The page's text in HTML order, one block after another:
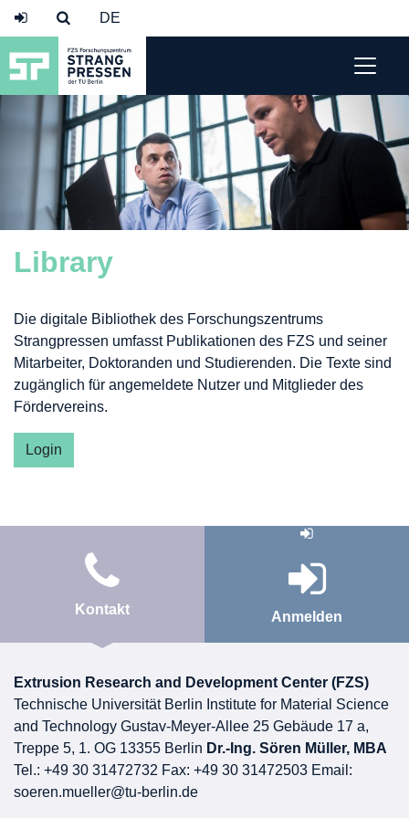
Library
Die digitale Bibliothek des Forschungszentrums
Strangpressen umfasst Publikationen des FZS und seiner
Mitarbeiter, Doktoranden und Studierenden. Die Texte sind
zugänglich für angemeldete Nutzer und Mitglieder des
Fördervereins.
Login
Kontakt Anmelden
Extrusion Research and Development Center (FZS)
Technische Universität Berlin Institute for Material Science
and Technology Gustav-Meyer-Allee 25 Gebäude 17 a,
Treppe 5, 1. OG 13355 Berlin Dr.-Ing. Sören Müller, MBA
Tel.: +49 30 31472732 Fax: +49 30 31472503 Email:
soeren.mueller@tu-berlin.de